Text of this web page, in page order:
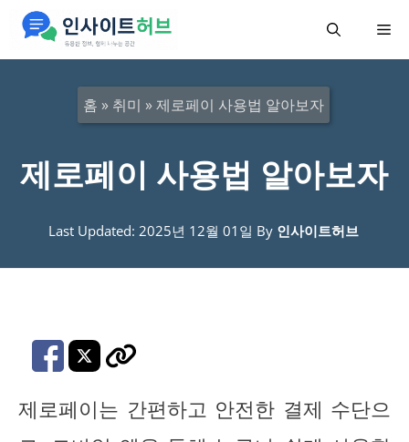
메
홈 » 취미 »제로페이 사용법 알아보자
제로페이 사용법 알아보자
Last Updated: 2025년 12월 01일 By 인사이트허브
제로페이는 간편하고 안전한 결제 수단으